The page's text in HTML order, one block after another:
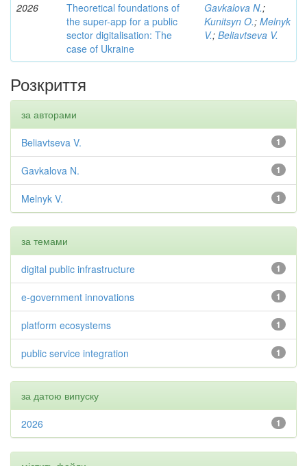
2026
Theoretical foundations of
the super-app for a public
sector digitalisation: The
case of Ukraine
Gavkalova N.;
Kunitsyn O.; Melnyk
V.; Beliavtseva V.
Розкриття
за авторами
1
Beliavtseva V.
1
Gavkalova N.
1
Melnyk V.
за темами
1
digital public infrastructure
1
e-government innovations
1
platform ecosystems
1
public service integration
за датою випуску
1
2026